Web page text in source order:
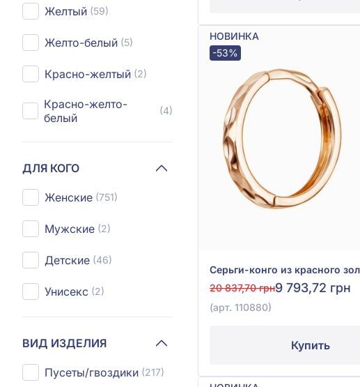
Желтый (59)
Желто-белый (5)
Красно-желтый (2)
Красно-желто-
белый
(4)
ДЛЯ КОГО
Женские (751)
Мужские (2)
Детские (46)
Унисекс (2)
ВИД ИЗДЕЛИЯ
Пусеты/гвоздики (217)
НОВИНКА
-53%
20 837,70 грн9 793,72 грн
(арт. 110880)
Купить